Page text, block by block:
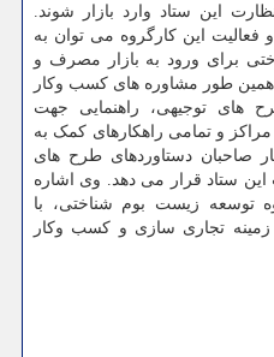
این ستاد وارد بازار شوند.
فعالیت این کارگروه می توان به
برای ورود به بازار مصرف و
همین طور مشاوره های کسب وکار
های توجیهی، راهنمایی جهت
و مراکز و تمامی راهکارهای کمک به
صاحبان دستاوردهای طرح های
ستاد قرار می دهد. وی اشاره
توسعه زیست بوم شناختی، با
تجاری سازی و کسب وکار